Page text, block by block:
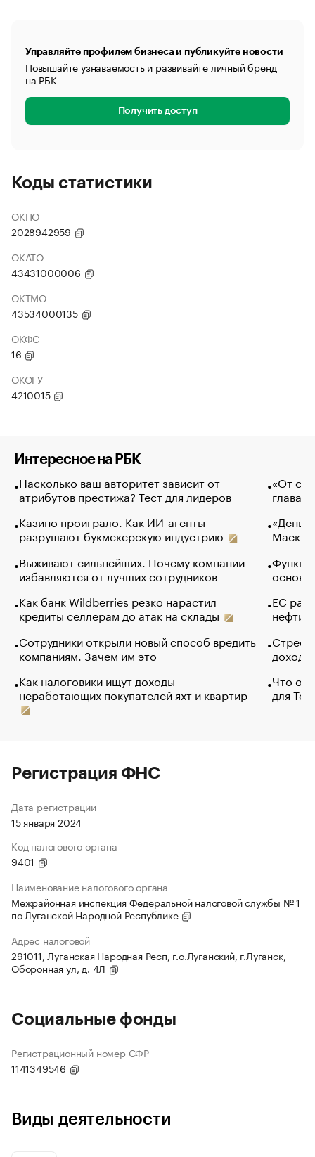
Управляйте профилем бизнеса и публикуйте новости
Повышайте узнаваемость и развивайте личный бренд
на РБК
Получить доступ
Коды статистики
ОКПО
2028942959
ОКАТО
43431000006
ОКТМО
43534000135
ОКФС
16
ОКОГУ
4210015
Интересное на РБК
Насколько ваш авторитет зависит от
атрибутов престижа? Тест для лидеров
Казино проиграло. Как ИИ-агенты
разрушают букмекерскую индустрию
Выживают сильнейших. Почему компании
избавляются от лучших сотрудников
Как банк Wildberries резко нарастил
кредиты селлерам до атак на склады
Сотрудники открыли новый способ вредить
компаниям. Зачем им это
Как налоговики ищут доходы
неработающих покупателей яхт и квартир
«От
глава
Маск в
основ
ЕС
нефти
Что
для
Регистрация ФНС
Дата регистрации
15 января 2024
Код налогового органа
9401
Наименование налогового органа
Межрайонная инспекция Федеральной налоговой службы № 1
по Луганской Народной Республике
Адрес налоговой
291011, Луганская Народная Респ, г.о.Луганский, г.Луганск,
Оборонная ул, д. 4Л
Социальные фонды
Регистрационный номер СФР
1141349546
Виды деятельности